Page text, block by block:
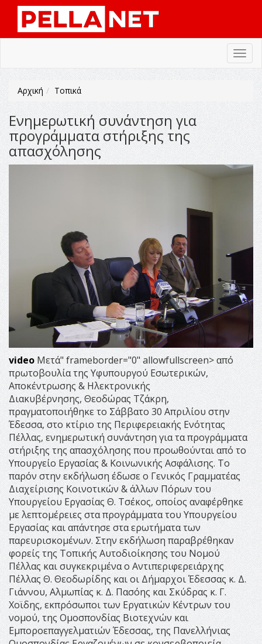
Αρχική Τοπικά
Ενημερωτική συνάντηση για
προγράμματα στήριξης της
απασχόλησης
videoΜετά" frameborder="0" allowfullscreen> από
πρωτοβουλία της Υφυπουργού Εσωτερικών,
Αποκέντρωσης & Ηλεκτρονικής
Διακυβέρνησης, Θεοδώρας Τζάκρη,
πραγματοποιήθηκε το Σάββατο 30 Απριλίου στην
Έδεσσα, στο κτίριο της Περιφερειακής Ενότητας
Πέλλας, ενημερωτική συνάντηση για τα προγράμματα
στήριξης της απασχόλησης που προωθούνται από το
Υπουργείο Εργασίας & Κοινωνικής Ασφάλισης. Το
παρόν στην εκδήλωση έδωσε ο Γενικός Γραμματέας
Διαχείρισης Κοινοτικών & άλλων Πόρων του
Υπουργείου Εργασίας Θ. Τσέκος, οποίος αναφέρθηκε
με λεπτομέρειες στα προγράμματα του Υπουργείου
Εργασίας και απάντησε στα ερωτήματα των
παρευρισκομένων. Στην εκδήλωση παραβρέθηκαν
φορείς της Τοπικής Αυτοδιοίκησης του Νομού
Πέλλας και συγκεκριμένα o Αντιπεριφερειάρχης
Πέλλας Θ. Θεοδωρίδης και οι Δήμαρχοι Έδεσσας κ. Δ.
Γιάννου, Αλμωπίας κ. Δ. Πασόης και Σκύδρας κ. Γ.
Χοϊδης, εκπρόσωποι των Εργατικών Κέντρων του
νομού, της Ομοσπονδίας Βιοτεχνών και
Εμποροεπαγγελματιών Έδεσσας, της Πανελλήνιας